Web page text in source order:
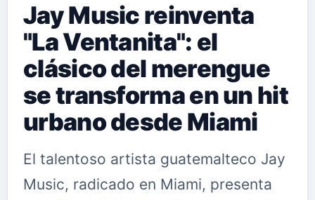
Jay Music reinventa
"La Ventanita": el
clásico del merengue
se transforma en un hit
urbano desde Miami
El talentoso artista guatemalteco Jay
Music, radicado en Miami, presenta